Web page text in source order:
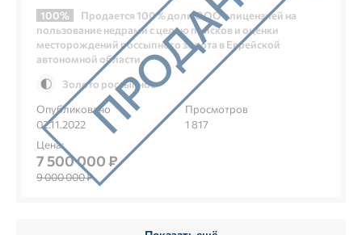
100%
Продается 100% доли ООО с лицензией на
пользование недрами с целью поисков и оценки
месторождений россыпного золота в Еврейской
автономной области
Золото россыпное
Опубликовано
02.11.2022
Просмотров
1 817
Цена:
7 500 000 ₽
9 000 000 ₽